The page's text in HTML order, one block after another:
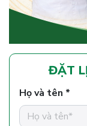
ĐẶT
Họ và tên *